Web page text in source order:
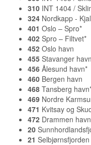
310 INT 1404 /
324 Nordkapp -
401 Oslo – Spro*
402 Spro – Filtvet*
452 Oslo havn
455 Stavanger
456 Ålesund havn*
460 Bergen havn
468 Tansberg
469 Nordre
471 Kvitsay og
472 Drammen havn
20
21